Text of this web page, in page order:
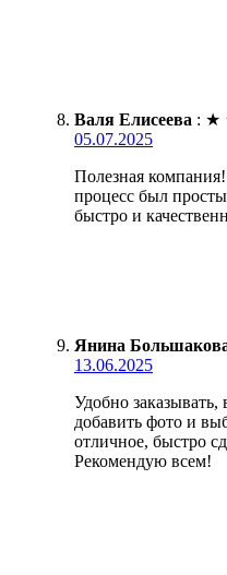
Валя Елисеева : ★
05.07.2025
Полезная
процесс был
быстро и
Янина
13.06.2025
Удобно
добавить фото и
отличное, быстро
Рекомендую всем!